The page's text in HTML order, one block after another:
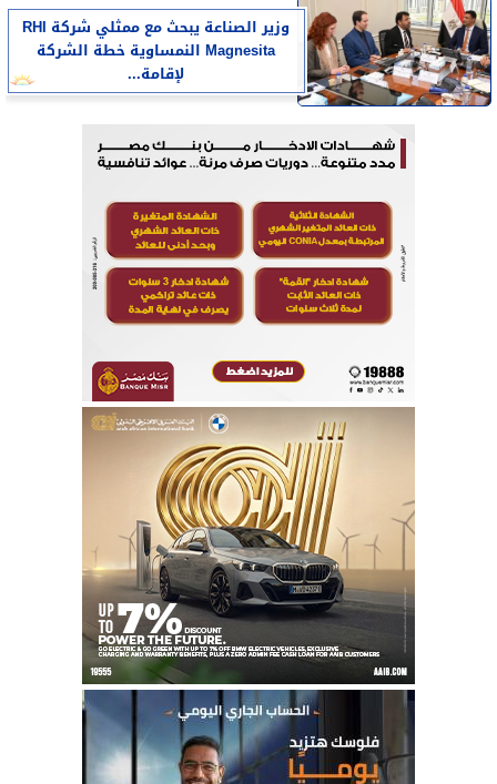
وزير الصناعة يبحث مع ممثلي شركة RHI
Magnesita النمساوية خطة الشركة
لإقامة...